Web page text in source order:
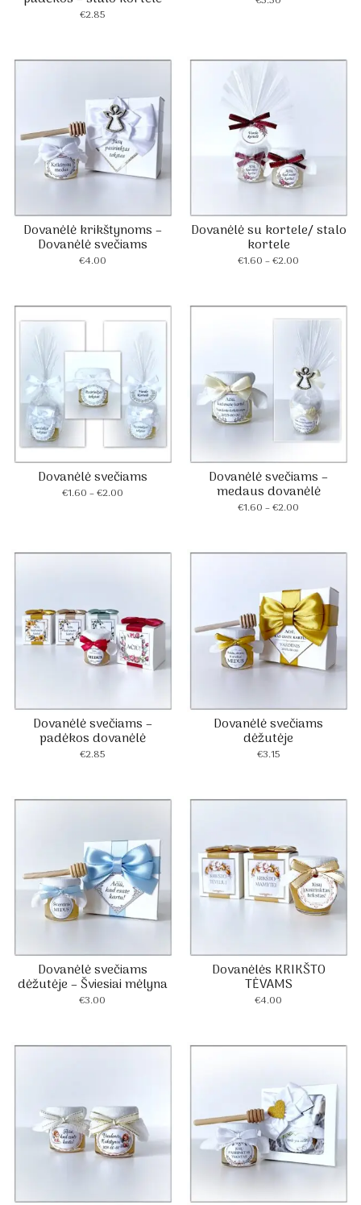
€2.85
Dovanėlė krikštynoms –
Dovanėlė svečiams
€4.00
Dovanėlė su kortele/ stalo
kortele
€1.60 –€2.00
through
€2.00
Dovanėlė svečiams
€1.60 –€2.00Price
€2.00
Dovanėlė svečiams –
medaus dovanėlė
€1.60 –€2.00
through
Dovanėlė svečiams –
padėkos dovanėlė
€2.85
Dovanėlė svečiams
dėžutėje
€3.15
Dovanėlė svečiams
dėžutėje – Šviesiai mėlyna
€3.00
Dovanėlės KRIKŠTO
TĖVAMS
€4.00